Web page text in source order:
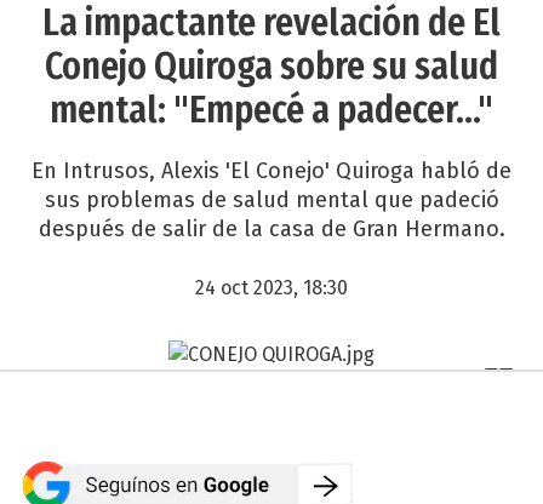
La impactante revelación de El
Conejo Quiroga sobre su salud
mental: "Empecé a padecer..."
En Intrusos, Alexis 'El Conejo' Quiroga habló de
sus problemas de salud mental que padeció
después de salir de la casa de Gran Hermano.
24 oct 2023, 18:30